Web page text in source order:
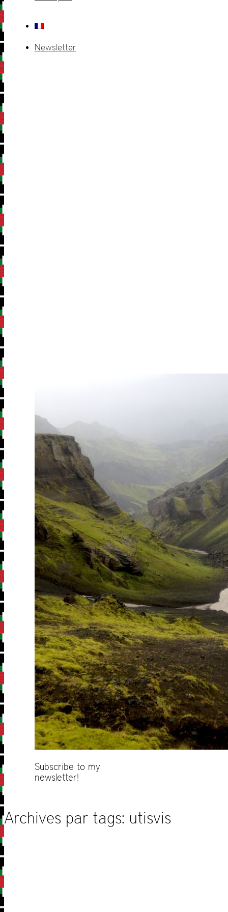
Newsletter
Subscribe to my
newsletter!
Archives par tags: utisvis